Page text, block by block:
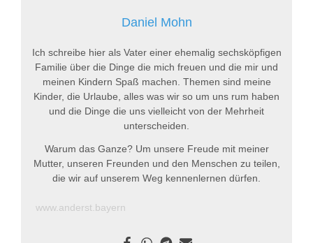
Daniel Mohn
Ich schreibe hier als Vater einer ehemalig sechsköpfigen
Familie über die Dinge die mich freuen und die mir und
meinen Kindern Spaß machen. Themen sind meine
Kinder, die Urlaube, alles was wir so um uns rum haben
und die Dinge die uns vielleicht von der Mehrheit
unterscheiden.
Warum das Ganze? Um unsere Freude mit meiner
Mutter, unseren Freunden und den Menschen zu teilen,
die wir auf unserem Weg kennenlernen dürfen.
www.anderst.bayern